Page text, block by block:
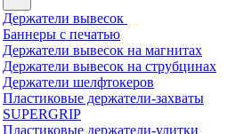
Держатели вывесок
Баннеры с печатью
Держатели вывесок на магнитах
Держатели вывесок на струбцинах
Держатели шелфтокеров
Пластиковые держатели-захваты
SUPERGRIP
Пластиковые держатели-улитки